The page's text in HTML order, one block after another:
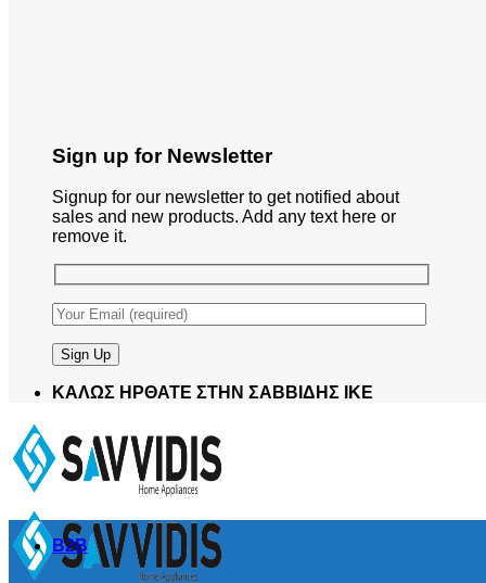
Sign up for Newsletter
Signup for our newsletter to get notified about
sales and new products. Add any text here or
remove it.
ΚΑΛΩΣ ΗΡΘΑΤΕ ΣΤΗΝ ΣΑΒΒΙΔΗΣ ΙΚΕ
B2B